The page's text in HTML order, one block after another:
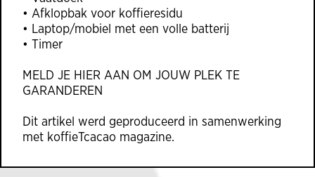
• Afklopbak voor koffieresidu
• Laptop/mobiel met een volle batterij
• Timer
MELD JE HIER AAN OM JOUW PLEK TE
GARANDEREN
Dit artikel werd geproduceerd in samenwerking
met koffieTcacao magazine.